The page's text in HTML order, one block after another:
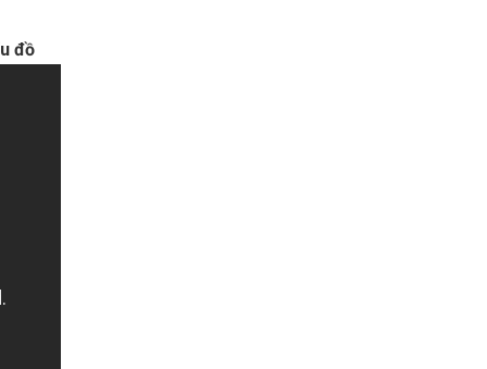
đồ